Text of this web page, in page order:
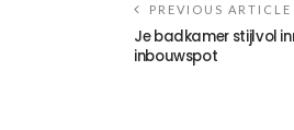
PREVIOUS ARTICLE
Je badkamer stijlvol
inbouwspot